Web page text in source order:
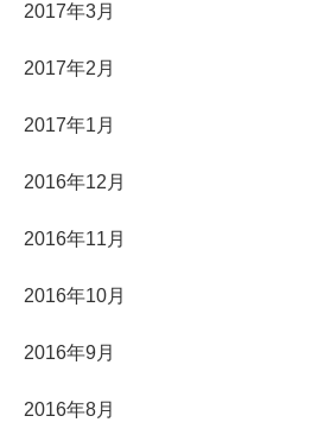
2017年3月
2017年2月
2017年1月
2016年12月
2016年11月
2016年10月
2016年9月
2016年8月